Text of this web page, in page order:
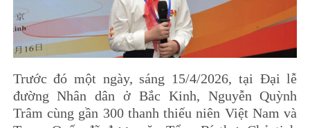
Trước đó một ngày, sáng 15/4/2026, tại Đại lễ
đường Nhân dân ở Bắc Kinh, Nguyễn Quỳnh
Trâm cùng gần 300 thanh thiếu niên Việt Nam và